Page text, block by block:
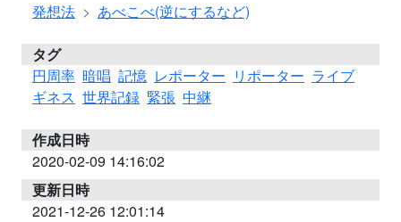
発想法
あべこべ(逆にするなど)
タグ
円周率 暗唱 記憶 レポーター リポーター ライブ
ギネス 世界記録 緊張 中継
作成日時
2020-02-09 14:16:02
更新日時
2021-12-26 12:01:14